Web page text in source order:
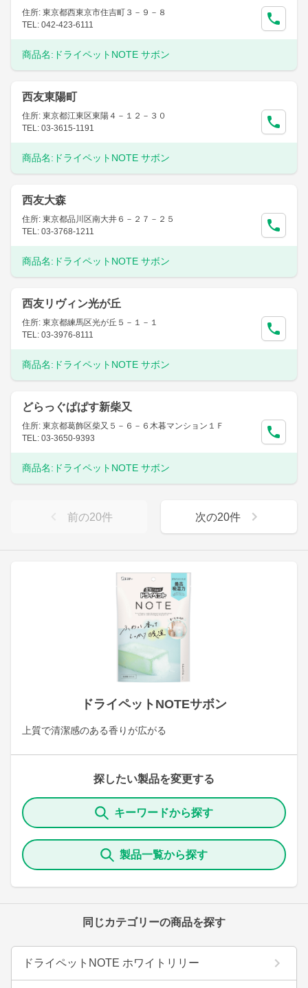
ドライペットNOTEサボン
上質で清潔感のある香りが広がる
探したい製品を変更する
キーワードから探す
製品一覧から探す
同じカテゴリーの商品を探す
ドライペットNOTE ホワイトリリー
住所: 東京都西東京市住吉町３－９－８
TEL: 042-423-6111
商品名: ドライペットNOTE サボン
西友東陽町
住所: 東京都江東区東陽４－１２－３０
TEL: 03-3615-1191
商品名: ドライペットNOTE サボン
西友大森
住所: 東京都品川区南大井６－２７－２５
TEL: 03-3768-1211
商品名: ドライペットNOTE サボン
西友リヴィン光が丘
住所: 東京都練馬区光が丘５－１－１
TEL: 03-3976-8111
商品名: ドライペットNOTE サボン
どらっぐぱぱす新柴又
住所: 東京都葛飾区柴又５－６－６木暮マンション１Ｆ
TEL: 03-3650-9393
商品名: ドライペットNOTE サボン
前の20件 次の20件